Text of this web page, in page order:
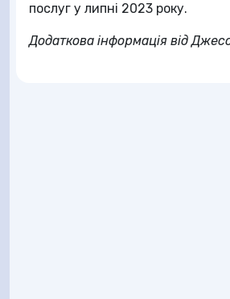
послуг у липні 2023 року.
Додаткова інформація від